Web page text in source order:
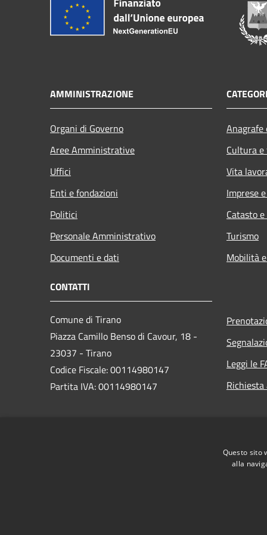
AMMINISTRAZIONE
Organi di Governo
Aree Amministrative
Uffici
Enti e fondazioni
Politici
Personale Amministrativo
Documenti e dati
Cultura
Vita
Imprese
Catasto
Turismo
Mobilità
CONTATTI
Comune di Tirano
Piazza Camillo Benso di Cavour, 18 -
23037 - Tirano
Codice Fiscale: 00114980147
Partita IVA: 00114980147
Leggi le
Questo sito
alla